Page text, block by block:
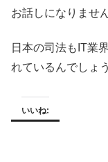
お話しになりませ
日本の司法もIT業
れているんでしょ
いいね: